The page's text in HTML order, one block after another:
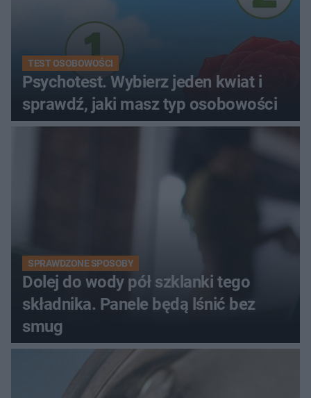
TEST OSOBOWOŚCI
Psychotest. Wybierz jeden kwiat i
sprawdź, jaki masz typ osobowości
SPRAWDZONE SPOSOBY
Dolej do wody pół szklanki tego
składnika. Panele będą lśnić bez
smug